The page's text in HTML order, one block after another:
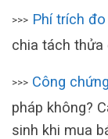
>>> Phí trích
chia tách thửa
>>> Công
pháp không?
sinh khi mua